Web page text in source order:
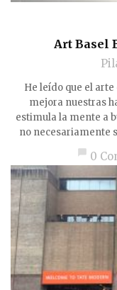
Art Basel
He leído que el
mejora nuestras
estimula la mente a
no necesariamente
0